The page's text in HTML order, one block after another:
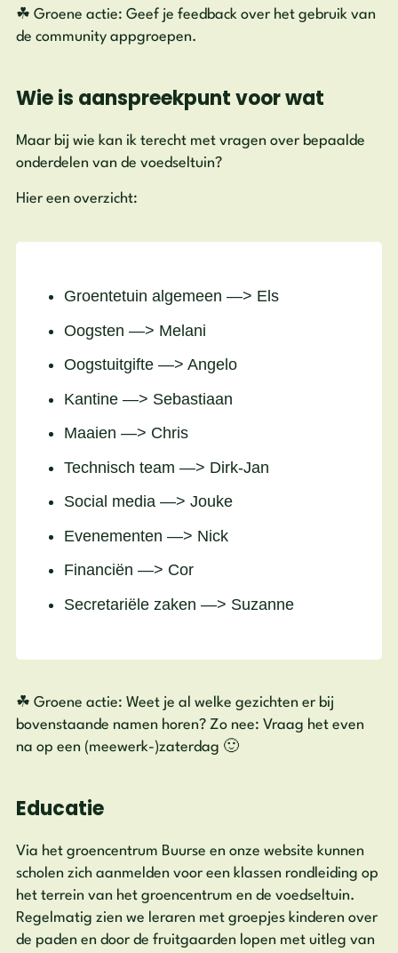
☘ Groene actie: Geef je feedback over het gebruik van
de community appgroepen.
Wie is aanspreekpunt voor wat
Maar bij wie kan ik terecht met vragen over bepaalde
onderdelen van de voedseltuin?
Hier een overzicht:
Groentetuin algemeen —> Els
Oogsten —> Melani
Oogstuitgifte —> Angelo
Kantine —> Sebastiaan
Maaien —> Chris
Technisch team —> Dirk-Jan
Social media —> Jouke
Evenementen —> Nick
Financiën —> Cor
Secretariële zaken —> Suzanne
☘ Groene actie: Weet je al welke gezichten er bij
bovenstaande namen horen? Zo nee: Vraag het even
na op een (meewerk-)zaterdag 🙂
Educatie
Via het groencentrum Buurse en onze website kunnen
scholen zich aanmelden voor een klassen rondleiding op
het terrein van het groencentrum en de voedseltuin.
Regelmatig zien we leraren met groepjes kinderen over
de paden en door de fruitgaarden lopen met uitleg van